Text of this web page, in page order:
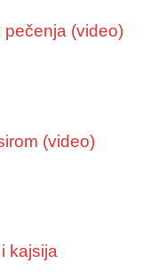
pečenja (video)
(video)
kajsija